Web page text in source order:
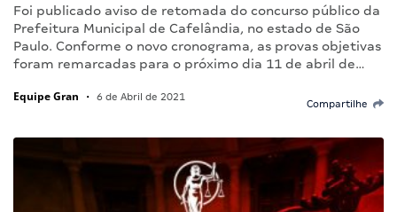
Foi publicado aviso de retomada do concurso público da
Prefeitura Municipal de Cafelândia, no estado de São
Paulo. Conforme o novo cronograma, as provas objetivas
foram remarcadas para o próximo dia 11 de abril de…
Equipe Gran • 6 de Abril de 2021
Compartilhe